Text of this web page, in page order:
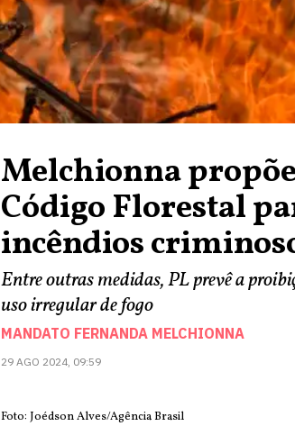
Melchionna
Código Florestal
incêndios
Entre outras medidas, PL prevê a
uso irregular de fogo
MANDATO FERNANDA MELCHIONNA
29 AGO 2024, 09:59
Foto: Joédson Alves/Agência Brasil